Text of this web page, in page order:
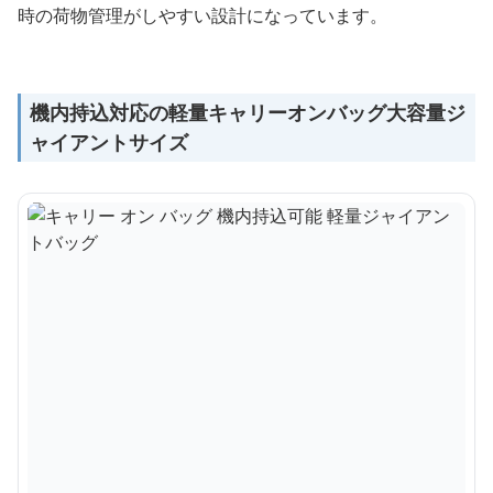
時の荷物管理がしやすい設計になっています。
機内持込対応の軽量キャリーオンバッグ大容量ジ
ャイアントサイズ